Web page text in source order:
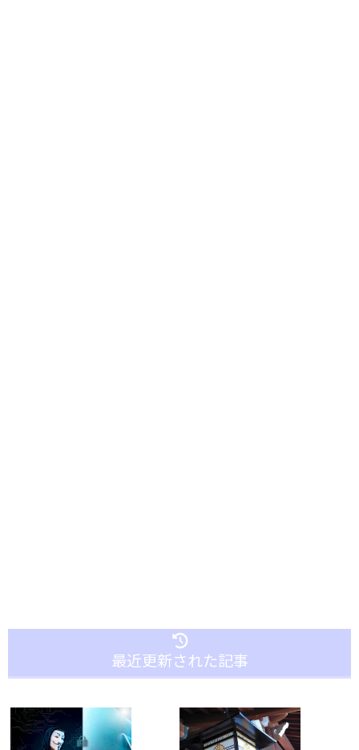
最近更新された記事